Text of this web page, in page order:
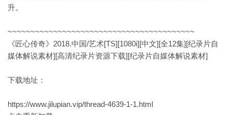
升。
~~~~~~~~~~~~~~~~~~~~~~~~~~~~~~~~~~~~~~~~~
《匠心传奇》2018.中国/艺术[TS][1080i][中文][全12集][纪录片自
媒体解说素材][高清纪录片资源下载][纪录片自媒体解说素材]
下载地址：
https://www.jilupian.vip/thread-4639-1-1.html